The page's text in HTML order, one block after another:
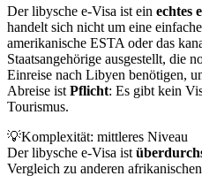
Der libysche e-Visa ist ein echtes
handelt sich nicht um eine
amerikanische ESTA oder das
Staatsangehörige ausgestellt, die
Einreise nach Libyen benötigen,
Abreise ist Pflicht: Es gibt kein
Tourismus.
💡Komplexität: mittleres Niveau
Der libysche e-Visa ist
Vergleich zu anderen